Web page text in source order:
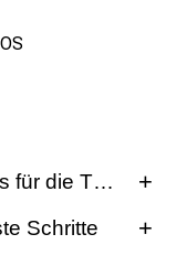
für die
Schritte